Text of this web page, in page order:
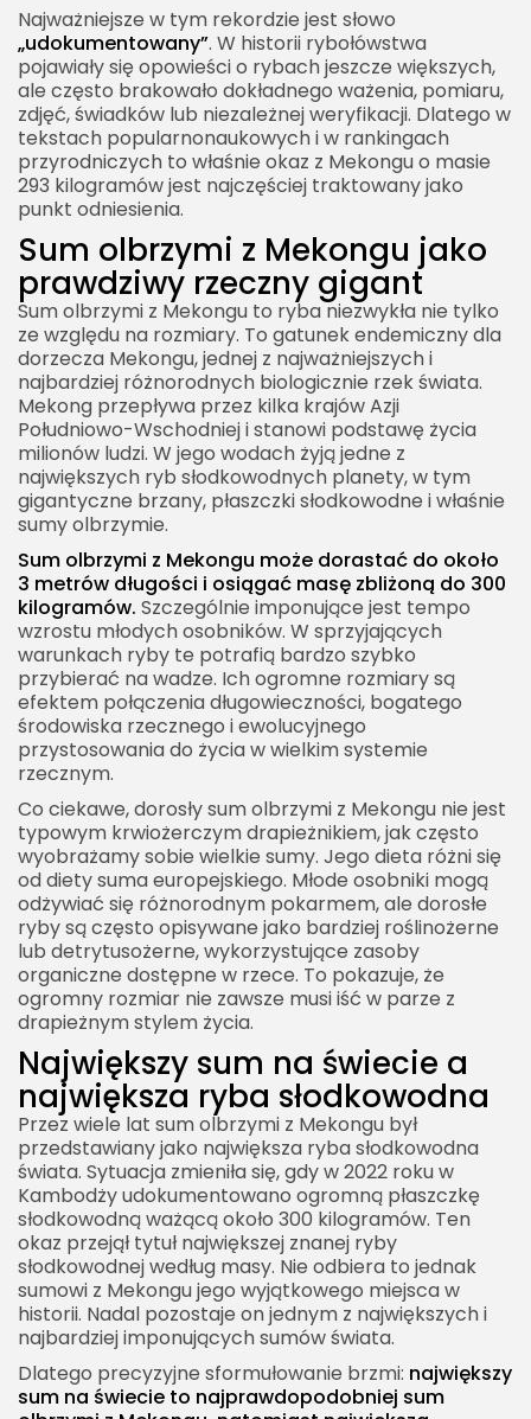
Najważniejsze w tym rekordzie jest słowo
„udokumentowany”. W historii rybołówstwa
pojawiały się opowieści o rybach jeszcze większych,
ale często brakowało dokładnego ważenia, pomiaru,
zdjęć, świadków lub niezależnej weryfikacji. Dlatego w
tekstach popularnonaukowych i w rankingach
przyrodniczych to właśnie okaz z Mekongu o masie
293 kilogramów jest najczęściej traktowany jako
punkt odniesienia.
Sum olbrzymi z Mekongu jako
prawdziwy rzeczny gigant
Sum olbrzymi z Mekongu to ryba niezwykła nie tylko
ze względu na rozmiary. To gatunek endemiczny dla
dorzecza Mekongu, jednej z najważniejszych i
najbardziej różnorodnych biologicznie rzek świata.
Mekong przepływa przez kilka krajów Azji
Południowo-Wschodniej i stanowi podstawę życia
milionów ludzi. W jego wodach żyją jedne z
największych ryb słodkowodnych planety, w tym
gigantyczne brzany, płaszczki słodkowodne i właśnie
sumy olbrzymie.
Sum olbrzymi z Mekongu może dorastać do około
3 metrów długości i osiągać masę zbliżoną do 300
kilogramów. Szczególnie imponujące jest tempo
wzrostu młodych osobników. W sprzyjających
warunkach ryby te potrafią bardzo szybko
przybierać na wadze. Ich ogromne rozmiary są
efektem połączenia długowieczności, bogatego
środowiska rzecznego i ewolucyjnego
przystosowania do życia w wielkim systemie
rzecznym.
Co ciekawe, dorosły sum olbrzymi z Mekongu nie jest
typowym krwiożerczym drapieżnikiem, jak często
wyobrażamy sobie wielkie sumy. Jego dieta różni się
od diety suma europejskiego. Młode osobniki mogą
odżywiać się różnorodnym pokarmem, ale dorosłe
ryby są często opisywane jako bardziej roślinożerne
lub detrytusożerne, wykorzystujące zasoby
organiczne dostępne w rzece. To pokazuje, że
ogromny rozmiar nie zawsze musi iść w parze z
drapieżnym stylem życia.
Największy sum na świecie a
największa ryba słodkowodna
Przez wiele lat sum olbrzymi z Mekongu był
przedstawiany jako największa ryba słodkowodna
świata. Sytuacja zmieniła się, gdy w 2022 roku w
Kambodży udokumentowano ogromną płaszczkę
słodkowodną ważącą około 300 kilogramów. Ten
okaz przejął tytuł największej znanej ryby
słodkowodnej według masy. Nie odbiera to jednak
sumowi z Mekongu jego wyjątkowego miejsca w
historii. Nadal pozostaje on jednym z największych i
najbardziej imponujących sumów świata.
Dlatego precyzyjne sformułowanie brzmi: największy
sum na świecie to najprawdopodobniej sum